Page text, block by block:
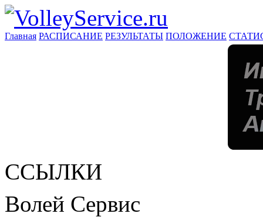
Главная РАСПИСАНИЕ РЕЗУЛЬТАТЫ ПОЛОЖЕНИЕ
ССЫЛКИ
Волей Сервис